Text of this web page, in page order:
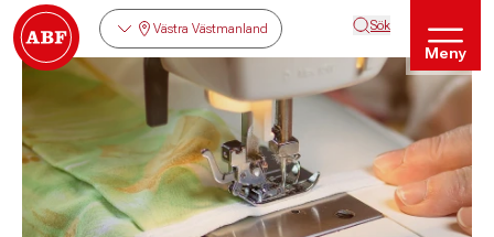
Västra Västmanland Sök
Meny